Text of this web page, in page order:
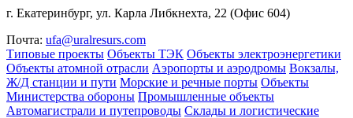
г. Екатеринбург, ул. Карла Либкнехта, 22 (Офис 604)
Почта: ufa@uralresurs.com
Типовые проекты Объекты ТЭК Объекты электроэнергетики
Объекты атомной отрасли Аэропорты и аэродромы Вокзалы,
Ж/Д станции и пути Морские и речные порты Объекты
Министерства обороны Промышленные объекты
Автомагистрали и путепроводы Склады и логистические